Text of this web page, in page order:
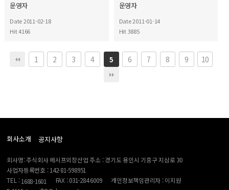
운영자
Date 2011-02-18
Hit 4166
운영자
Date 2011-01-14
Hit 3885
1 2 3 4 5 6 7 8 9 10
회사소개 공지사항
회사명: 주식회사 메시프외장산업 주소 : 경기도 용인시 기흥구 지삼로 30
사업자등록번호 : 142-81-598951
TEL :1688-1601 FAX : 031-284 6009
개인정보책임관리자 : 이지원